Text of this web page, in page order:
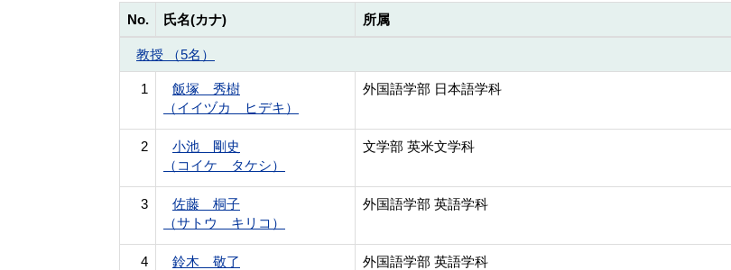
No. 氏名(カナ) 所属
教授 （5名）
1
飯塚 秀樹
（イイヅカ ヒデキ）
外国語学部 日本語学科
2
小池 剛史
（コイケ タケシ）
文学部 英米文学科
3
佐藤 桐子
（サトウ キリコ）
外国語学部 英語学科
4
鈴木 敬了
外国語学部 英語学科